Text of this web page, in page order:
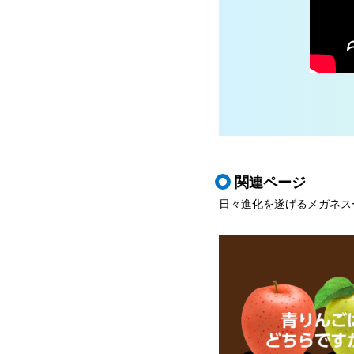
関連ページ
日々進化を遂げるメガネ